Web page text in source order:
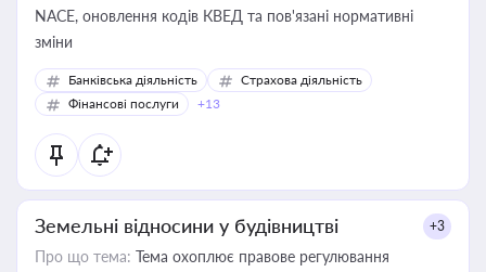
NACE, оновлення кодів КВЕД та пов'язані нормативні
зміни
Банківська діяльність
Страхова діяльність
Фінансові послуги
+13
Земельні відносини у будівництві +3
Про що тема: Тема охоплює правове регулювання